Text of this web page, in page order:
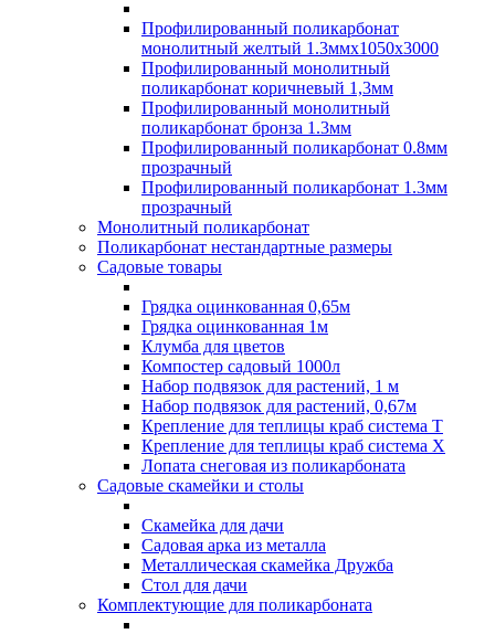
Профилированный поликарбонат
монолитный желтый 1.3ммх1050х3000
Профилированный монолитный
поликарбонат коричневый 1,3мм
Профилированный монолитный
поликарбонат бронза 1.3мм
Профилированный поликарбонат 0.8мм
прозрачный
Профилированный поликарбонат 1.3мм
прозрачный
Монолитный поликарбонат
Поликарбонат нестандартные размеры
Садовые товары
Грядка оцинкованная 0,65м
Грядка оцинкованная 1м
Клумба для цветов
Компостер садовый 1000л
Набор подвязок для растений, 1 м
Набор подвязок для растений, 0,67м
Крепление для теплицы краб система Т
Крепление для теплицы краб система Х
Лопата снеговая из поликарбоната
Садовые скамейки и столы
Скамейка для дачи
Садовая арка из металла
Металлическая скамейка Дружба
Стол для дачи
Комплектующие для поликарбоната